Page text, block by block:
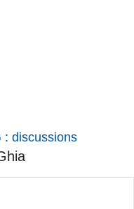
: discussions